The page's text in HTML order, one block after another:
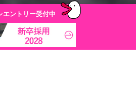
エントリー受付中